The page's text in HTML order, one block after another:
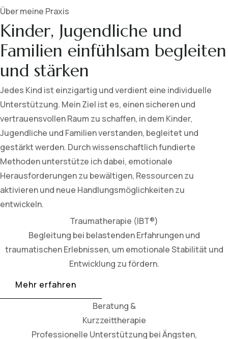
Über meine Praxis
Kinder, Jugendliche und
Familien einfühlsam begleiten
und stärken
Jedes Kind ist einzigartig und verdient eine individuelle
Unterstützung. Mein Ziel ist es, einen sicheren und
vertrauensvollen Raum zu schaffen, in dem Kinder,
Jugendliche und Familien verstanden, begleitet und
gestärkt werden. Durch wissenschaftlich fundierte
Methoden unterstütze ich dabei, emotionale
Herausforderungen zu bewältigen, Ressourcen zu
aktivieren und neue Handlungsmöglichkeiten zu
entwickeln.
Traumatherapie (IBT®)
Begleitung bei belastenden Erfahrungen und
traumatischen Erlebnissen, um emotionale Stabilität und
Entwicklung zu fördern.
Mehr erfahren
Beratung &
Kurzzeittherapie
Professionelle Unterstützung bei Ängsten,